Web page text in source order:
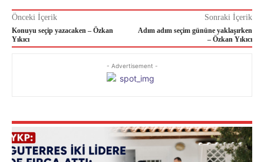
Önceki İçerik
Konuyu seçip yazacaken – Özkan
Yıkıcı
Sonraki İçerik
Adım adım seçim gününe yaklaşırken
– Özkan Yıkıcı
- Advertisement -